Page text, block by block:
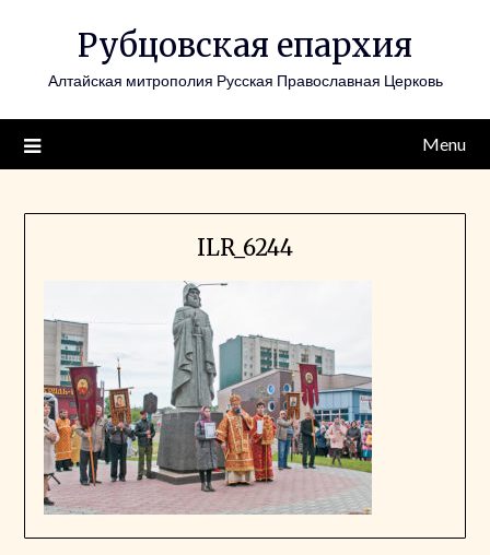
Рубцовская епархия
Алтайская митрополия Русская Православная Церковь
Menu
ILR_6244